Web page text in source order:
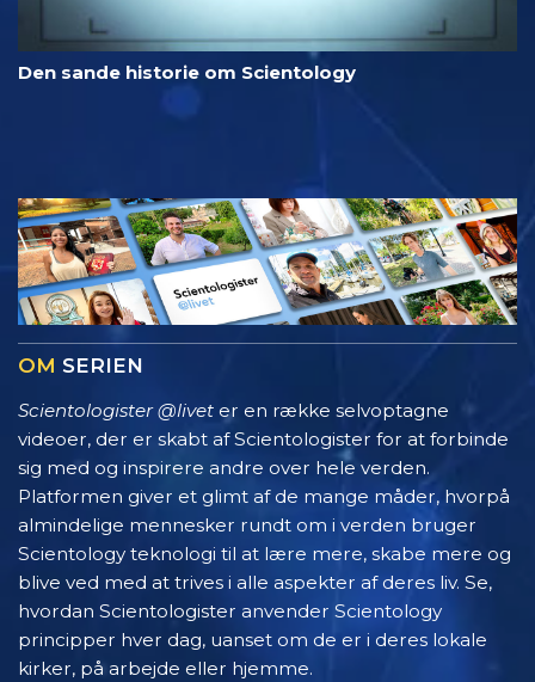
Den sande historie om Scientology
OM SERIEN
Scientologister @livet er en række selvoptagne
videoer, der er skabt af Scientologister for at forbinde
sig med og inspirere andre over hele verden.
Platformen giver et glimt af de mange måder, hvorpå
almindelige mennesker rundt om i verden bruger
Scientology teknologi til at lære mere, skabe mere og
blive ved med at trives i alle aspekter af deres liv. Se,
hvordan Scientologister anvender Scientology
principper hver dag, uanset om de er i deres lokale
kirker, på arbejde eller hjemme.